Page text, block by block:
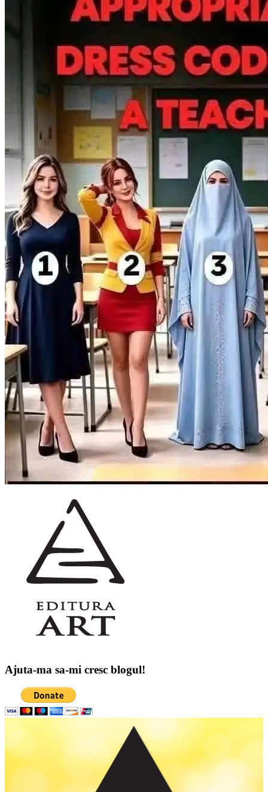
Ajuta-ma sa-mi cresc blogul!